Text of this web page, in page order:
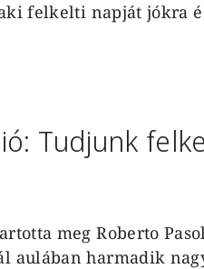
felkelti napját jókra
Tudjunk
meg Roberto
aulában harmadik